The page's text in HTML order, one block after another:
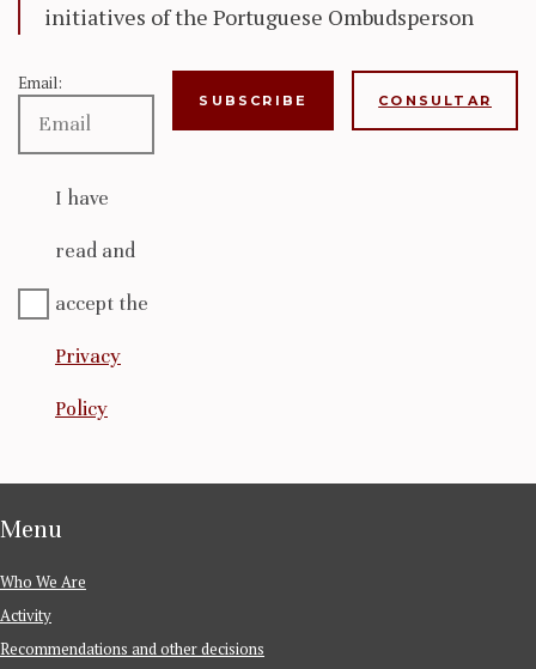
initiatives of the Portuguese Ombudsperson
Email:
I have
read and
accept the
Privacy
Policy
CONSULTAR
Menu
Who We Are
Activity
Recommendations and other decisions